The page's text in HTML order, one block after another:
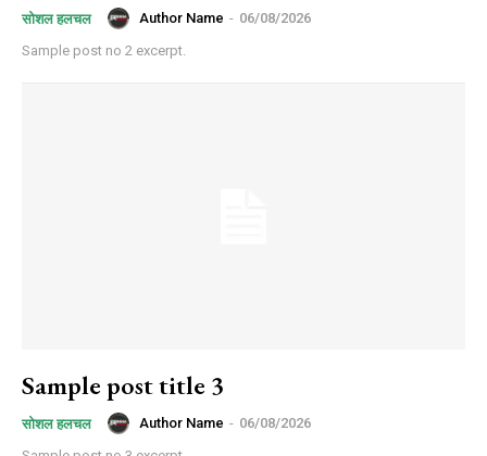
सोशल हलचल Author Name - 06/08/2026
Sample post no 2 excerpt.
Sample post title 3
सोशल हलचल Author Name - 06/08/2026